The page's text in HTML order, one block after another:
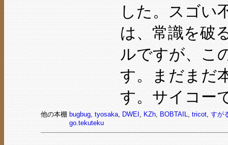
した。スゴい
は、常識を破
ルですが、こ
す。まだまだ
す。サイコー
他の本棚 bugbug, tyosaka, DWEI , KZh, BOBTAIL, tricot, すが
go.tekuteku